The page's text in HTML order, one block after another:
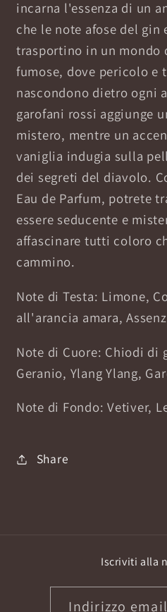
incarna l'essenza di un
che le note afose del gin
trasportino in un mondo
fumose, dove pericolo e
nascondono dietro ogni
garofani rossi aggiunge
mistero, mentre un
vaniglia indugia sulla
dei segreti del diavolo.
Eau de Parfum, potrete
essere seducente e
affascinare tutti coloro
cammino.
Note di Testa: Limone,
all'arancia amara,
Note di Cuore: Chiodi di
Geranio, Ylang Ylang,
Note di Fondo: Vetiver,
Share
Iscriviti alla
Indirizzo email